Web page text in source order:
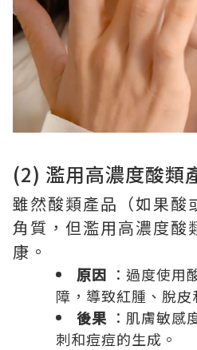
(2) 濫用高濃度酸類
雖然酸類產品（如果酸
角質，但濫用高濃度酸
康。
原因 ：過度使用
障，導致紅腫、脫皮
後果 ：肌膚敏感
刺和痘痘的生成。